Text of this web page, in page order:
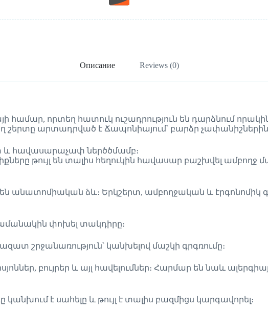
Описание Reviews (0)
համար, որտեղ հատուկ ուշադրություն են դարձնում
շերտը արտադրված է Ճապոնիայում՝ բարձր
հավասարաչափ ներծծմամբ։
թույլ են տալիս հեղուկին հավասար բաշխվել
անատոմիական ձև։ Երկշերտ, ամբողջական և էրգոնոմիկ
փոխել տակդիրը։
շրջանառություն՝ կանխելով մաշկի գրգռումը։
բույրեր և այլ հավելումներ։ Հարմար են նաև
է սահելը և թույլ է տալիս բազմիցս կարգավորել։